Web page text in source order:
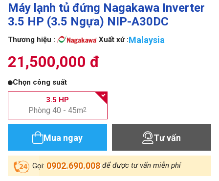
Máy lạnh tủ đứng Nagakawa Inverter
3.5 HP (3.5 Ngựa) NIP-A30DC
Thương hiệu : Xuất xứ :Malaysia
21,500,000 đ
Chọn công suất
3.5 HP
Phòng 40 - 45m2
Mua ngay Tư vấn
Gọi: 0902.690.008 để được tư vấn miễn phí